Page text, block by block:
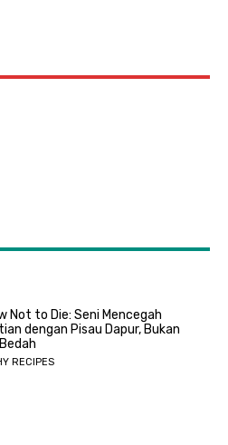
Not to Die: Seni Mencegah
dengan Pisau Dapur, Bukan
RECIPES